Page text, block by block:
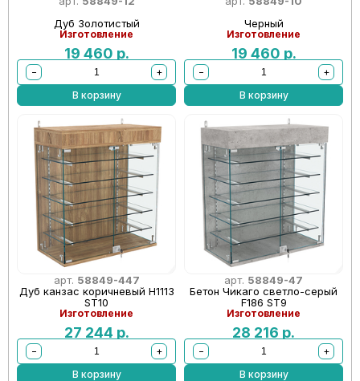
Дуб Золотистый
Изготовление
19 460 р.
−
+
В корзину
Черный
Изготовление
19 460 р.
−
+
В корзину
арт. 58849-447
Дуб канзас коричневый Н1113
ST10
Изготовление
27 244 р.
−
+
В корзину
арт. 58849-47
Бетон Чикаго светло-серый
F186 ST9
Изготовление
28 216 р.
−
+
В корзину